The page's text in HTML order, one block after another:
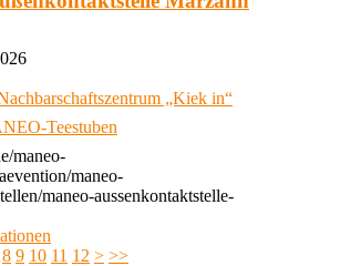
„Kiek in“
Teestuben
maneo-
maneo-
maneo-aussenkontaktstelle-
8 9 10 11 12 > >>